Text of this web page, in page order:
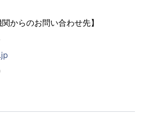
からのお問い合わせ先】